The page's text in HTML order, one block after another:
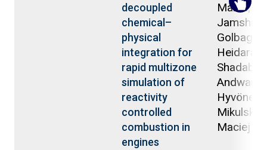
decoupled
chemical–
physical
integration for
rapid multizone
simulation of
reactivity
controlled
combustion in
engines
Mahdi;
Jamshid;
Golbaghi,
Shadab;
Andwari,
Hyvönen,
Mikulski,
Maciej